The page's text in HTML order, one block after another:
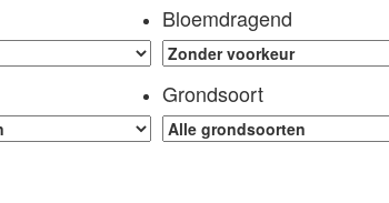
Bloemdragend
Grondsoort